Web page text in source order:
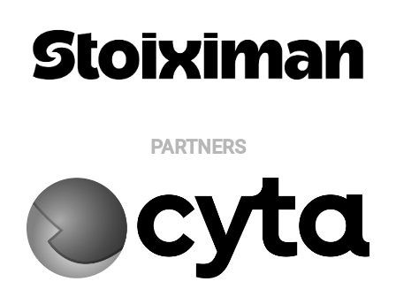
PARTNERS